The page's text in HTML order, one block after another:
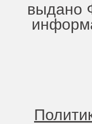
выдано